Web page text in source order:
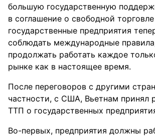
большую государственную
в соглашение о свободной
государственные предприятия
соблюдать международные
продолжать работать каждое
рынке как в настоящее время.
После переговоров с другими
частности, c США, Вьетнам принял
ТТП о государственных
Во-первых, предприятия должны